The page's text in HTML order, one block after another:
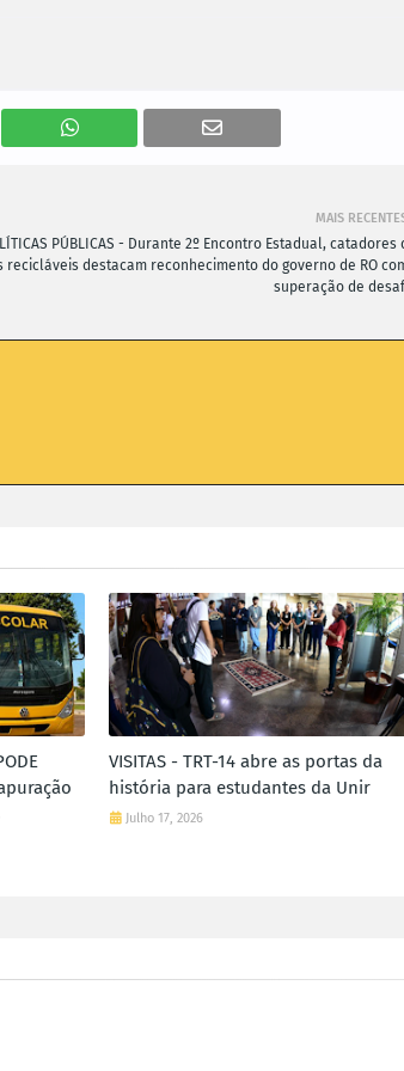
MAIS
PÚBLICAS - Durante 2º Encontro Estadual, catadores
recicláveis destacam reconhecimento do governo de RO
superação de
VISITAS - TRT-14 abre as portas da
história para estudantes da Unir
Julho 17, 2026